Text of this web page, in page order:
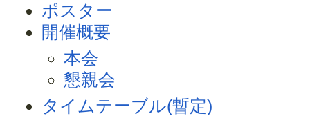
ポスター
開催概要
本会
懇親会
タイムテーブル(暫定)